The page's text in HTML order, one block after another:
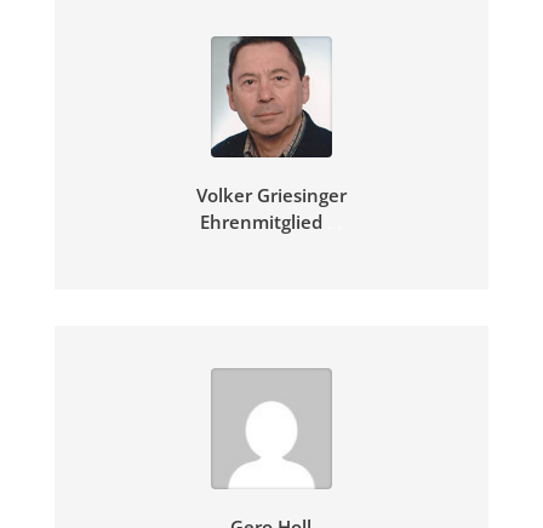
VolkerGriesinger
Ehrenmitglied